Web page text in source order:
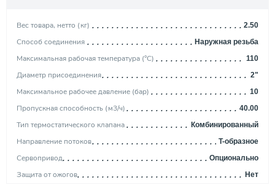
Вес товара, нетто (кг) 2.50
Способ соединения Наружная резьба
Максимальная рабочая температура (°С) 110
Диаметр присоединения 2"
Максимальное рабочее давление (бар) 10
Пропускная способность (м3/ч) 40.00
Тип термостатического клапана Комбинированный
Направление потоков T-образное
Сервопривод Опционально
Защита от ожогов Нет